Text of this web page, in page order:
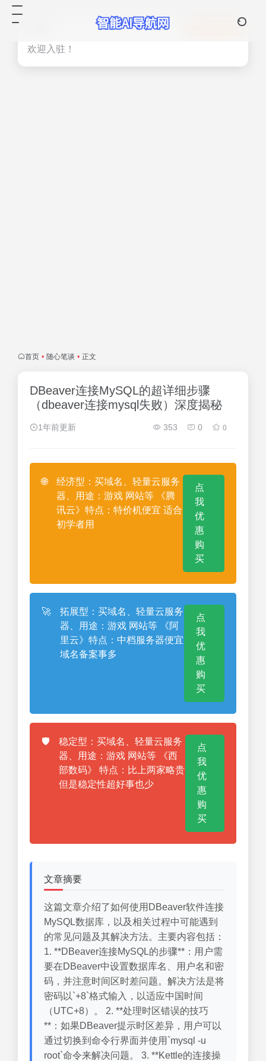
欢迎入驻！
首页 • 随心笔谈 • 正文
DBeaver连接MySQL的超详细步骤
（dbeaver连接mysql失败）深度揭秘
1年前更新 353 0 0
🌐
经济型：买域名、轻量云服务
器、用途：游戏 网站等 《腾
讯云》特点：特价机便宜 适合
初学者用
点
我
优
惠
购
买
🚀
拓展型：买域名、轻量云服务
器、用途：游戏 网站等 《阿
里云》特点：中档服务器便宜
域名备案事多
点
我
优
惠
购
买
🛡️
稳定型：买域名、轻量云服务
器、用途：游戏 网站等 《西
部数码》 特点：比上两家略贵
但是稳定性超好事也少
点
我
优
惠
购
买
文章摘要
这篇文章介绍了如何使用DBeaver软件连接
MySQL数据库，以及相关过程中可能遇到
的常见问题及其解决方法。主要内容包括：
1. **DBeaver连接MySQL的步骤**：用户需
要在DBeaver中设置数据库名、用户名和密
码，并注意时间区时差问题。解决方法是将
密码以`+8`格式输入，以适应中国时间
（UTC+8）。 2. **处理时区错误的技巧
**：如果DBeaver提示时区差异，用户可以
通过切换到命令行界面并使用`mysql -u
root`命令来解决问题。 3. **Kettle的连接操